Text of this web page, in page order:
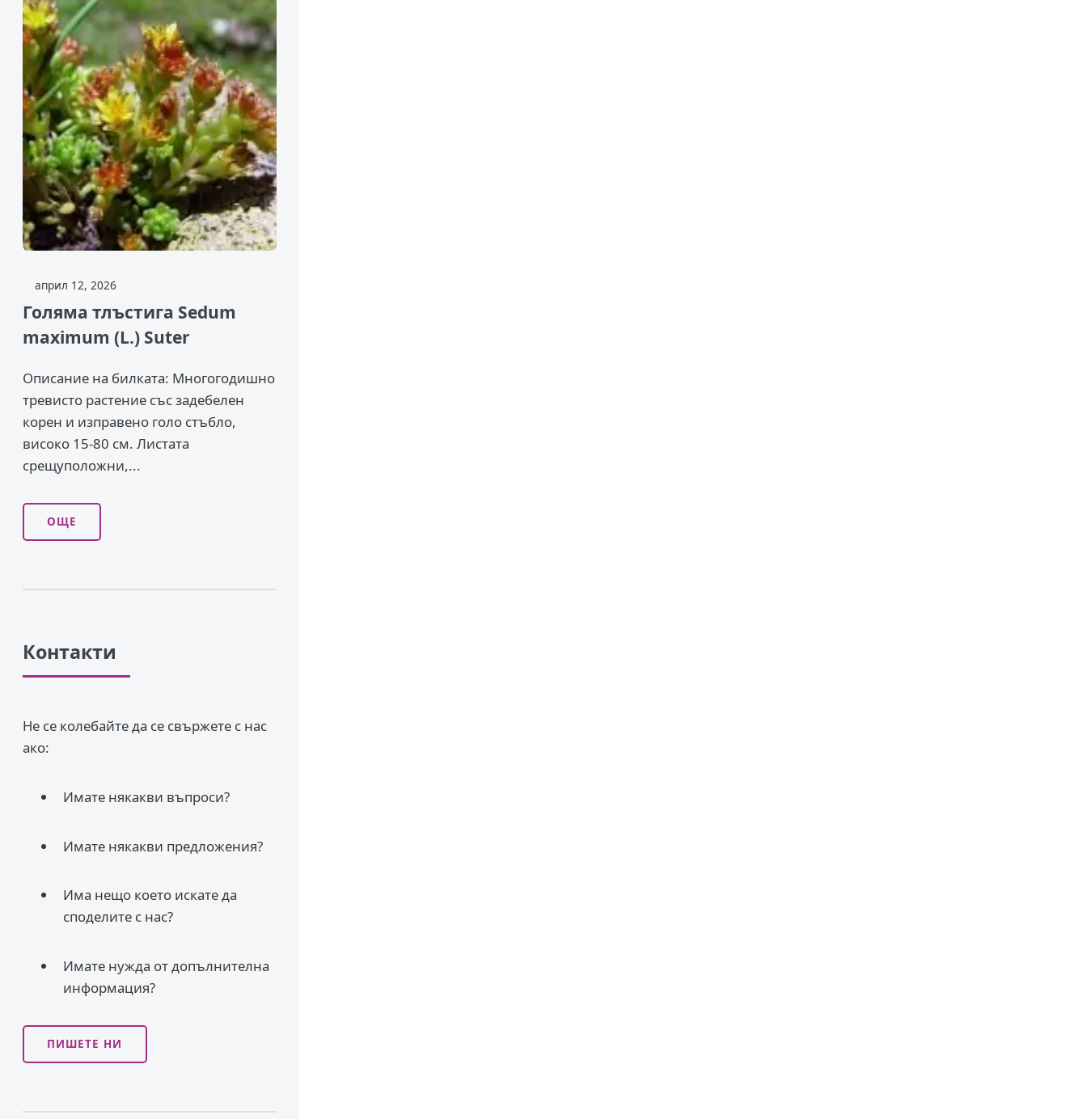
април 12, 2026
Голяма тлъстига Sedum
maximum (L.) Suter
Описание на билката: Многогодишно
тревисто растение със задебелен
корен и изправено го­ло стъбло,
високо 15-80 см. Листата
срещуположни,...
ОЩЕ
Контакти
Не се колебайте да се свържете с нас
ако:
Имате някакви въпроси?
Имате някакви предложения?
Има нещо което искате да
споделите с нас?
Имате нужда от допълнителна
информация?
ПИШЕТЕ НИ